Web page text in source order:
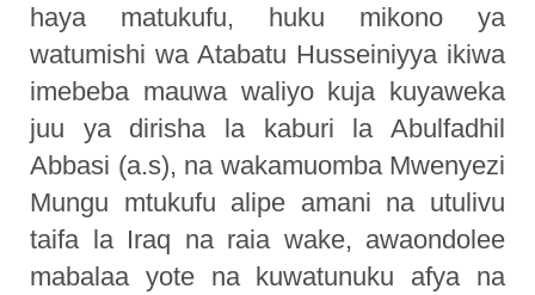
haya matukufu, huku mikono ya
watumishi wa Atabatu Husseiniyya ikiwa
imebeba mauwa waliyo kuja kuyaweka
juu ya dirisha la kaburi la Abulfadhil
Abbasi (a.s), na wakamuomba Mwenyezi
Mungu mtukufu alipe amani na utulivu
taifa la Iraq na raia wake, awaondolee
mabalaa yote na kuwatunuku afya na